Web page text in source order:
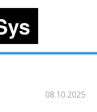
08.10.2025